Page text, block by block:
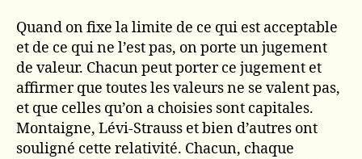
Quand on fixe la limite de ce qui est acceptable
et de ce qui ne l’est pas, on porte un jugement
de valeur. Chacun peut porter ce jugement et
affirmer que toutes les valeurs ne se valent pas,
et que celles qu’on a choisies sont capitales.
Montaigne, Lévi-Strauss et bien d’autres ont
souligné cette relativité. Chacun, chaque